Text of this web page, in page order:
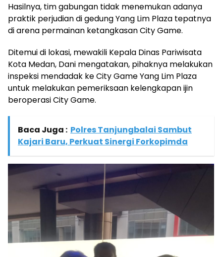
Hasilnya, tim gabungan tidak menemukan adanya
praktik perjudian di gedung Yang Lim Plaza tepatnya
di arena permainan ketangkasan City Game.
Ditemui di lokasi, mewakili Kepala Dinas Pariwisata
Kota Medan, Dani mengatakan, pihaknya melakukan
inspeksi mendadak ke City Game Yang Lim Plaza
untuk melakukan pemeriksaan kelengkapan ijin
beroperasi City Game.
Baca Juga : Polres Tanjungbalai Sambut
Kajari Baru, Perkuat Sinergi Forkopimda